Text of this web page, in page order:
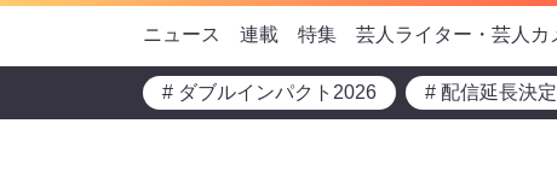
ニュース 連載 特集 芸人ライター・芸人カ
# ダブルインパクト2026 # 配信延長決